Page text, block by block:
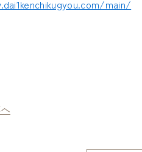
main/